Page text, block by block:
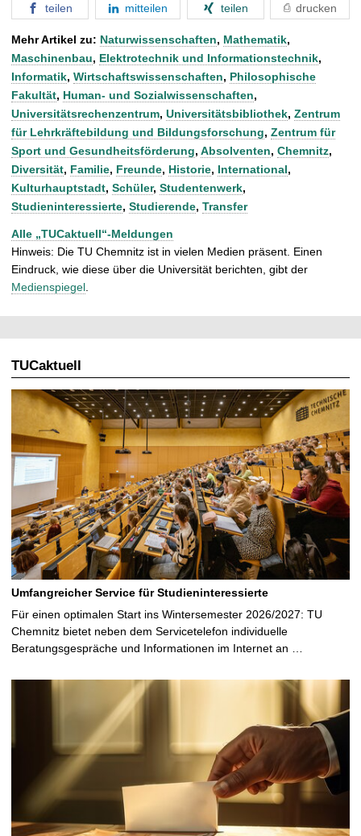
teilen mitteilen teilen drucken
Mehr Artikel zu: Naturwissenschaften, Mathematik,
Maschinenbau, Elektrotechnik und Informationstechnik,
Informatik, Wirtschaftswissenschaften, Philosophische
Fakultät, Human- und Sozialwissenschaften,
Universitätsrechenzentrum, Universitätsbibliothek, Zentrum
für Lehrkräftebildung und Bildungsforschung, Zentrum für
Sport und Gesundheitsförderung, Absolventen, Chemnitz,
Diversität, Familie, Freunde, Historie, International,
Kulturhauptstadt, Schüler, Studentenwerk,
Studieninteressierte, Studierende, Transfer
Alle „TUCaktuell“-Meldungen
Hinweis: Die TU Chemnitz ist in vielen Medien präsent. Einen
Eindruck, wie diese über die Universität berichten, gibt der
Medienspiegel
TUCaktuell
Umfangreicher Service für Studieninteressierte
Für einen optimalen Start ins Wintersemester 2026/2027: TU
Chemnitz bietet neben dem Servicetelefon individuelle
Beratungsgespräche und Informationen im Internet an …